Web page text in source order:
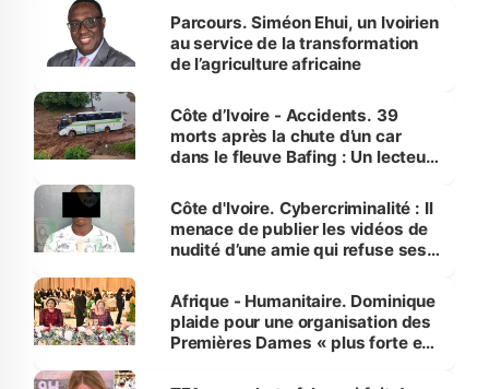
Parcours. Siméon Ehui, un Ivoirien
au service de la transformation
de l’agriculture africaine
Côte d’Ivoire - Accidents. 39
morts après la chute d’un car
dans le fleuve Bafing : Un lecteur
des Transports
Côte d'Ivoire. Cybercriminalité : Il
menace de publier les vidéos de
nudité d’une amie qui refuse ses
Afrique - Humanitaire. Dominique
plaide pour une organisation des
Premières Dames « plus forte et
sur la scène internationale »